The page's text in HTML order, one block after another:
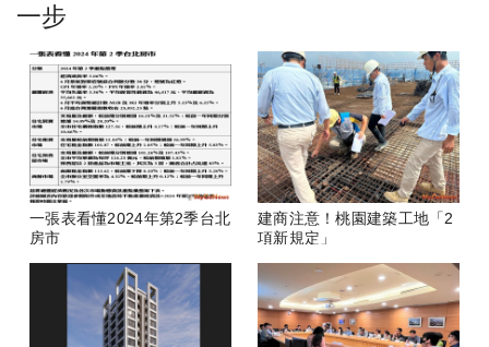
一步
一張表看懂2024年第2季台北
房市
建商注意！桃園建築工地「2
項新規定」